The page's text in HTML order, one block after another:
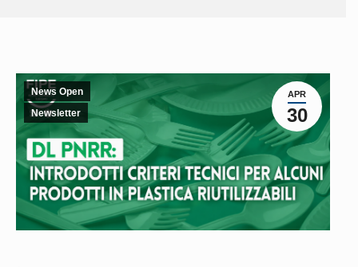
APR
30
News Open
Newsletter